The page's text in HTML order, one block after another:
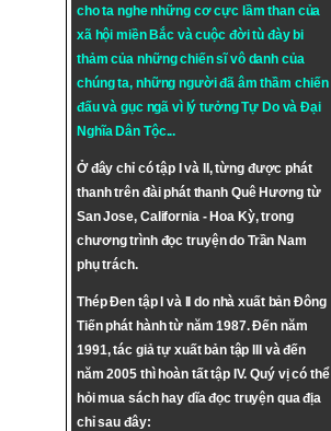
cho ta nghe những cơ cực lầm than của
xã hội miền Bắc và cuộc đời tù đày bi
thảm của những chiến sĩ vô danh của
chúng ta, những người đã âm thầm chiến
đấu và gục ngã vì lý tưởngTự DovàĐại
Nghĩa Dân Tộc...
Ở đây chỉ có tập I và II, từng được phát
thanh trên đài phát thanh Quê Hương từ
San Jose, California - Hoa Kỳ, trong
chương trình đọc truyện do Trần Nam
phụ trách.
Thép Đen tập I và II do nhà xuất bản Đông
Tiến phát hành từ năm 1987. Đến năm
1991, tác giả tự xuất bản tập III và đến
năm 2005 thì hoàn tất tập IV. Quý vị có thể
hỏi mua sách hay dĩa đọc truyện qua địa
chỉ sau đây: